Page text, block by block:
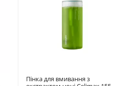
Пінка для вмивання з